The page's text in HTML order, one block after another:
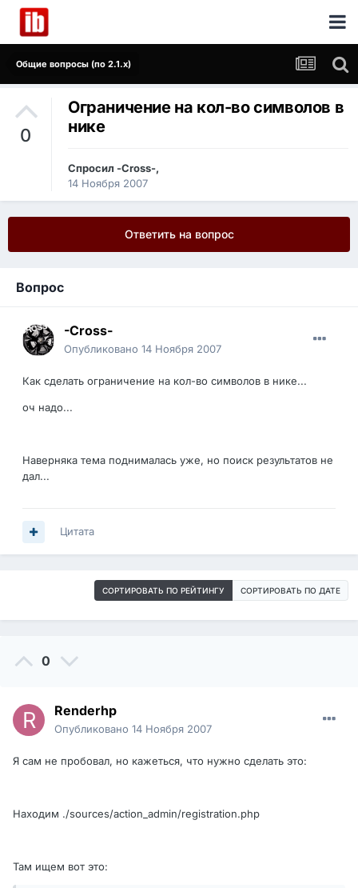
Общие вопросы (по 2.1.x)
0
Ограничение на кол-во символов в
нике
Спросил -Cross-,
14 Ноября 2007
Ответить на вопрос
Вопрос
-Cross-
Опубликовано 14 Ноября 2007
Как сделать ограничение на кол-во символов в нике...
оч надо...
Наверняка тема поднималась уже, но поиск результатов не
дал...
Цитата
СОРТИРОВАТЬ ПО РЕЙТИНГУ СОРТИРОВАТЬ ПО ДАТЕ
0
Renderhp
Опубликовано 14 Ноября 2007
Я сам не пробовал, но кажеться, что нужно сделать это:
Находим ./sources/action_admin/registration.php
Там ищем вот это: